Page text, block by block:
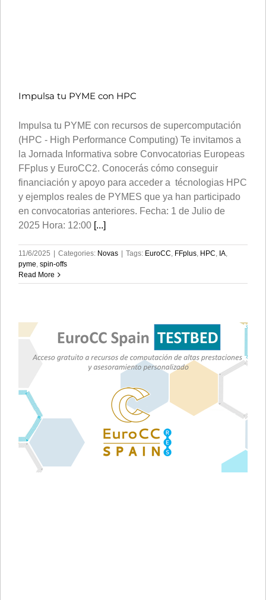
Impulsa tu PYME con HPC
Impulsa tu PYME con recursos de supercomputación
(HPC - High Performance Computing) Te invitamos a
la Jornada Informativa sobre Convocatorias Europeas
FFplus y EuroCC2. Conocerás cómo conseguir
financiación y apoyo para acceder a técnologias HPC
y ejemplos reales de PYMES que ya han participado
en convocatorias anteriores. Fecha: 1 de Julio de
2025 Hora: 12:00 [...]
11/6/2025 | Categories: Novas | Tags: EuroCC FFplus HPC IA
pyme spin-offs
Read More